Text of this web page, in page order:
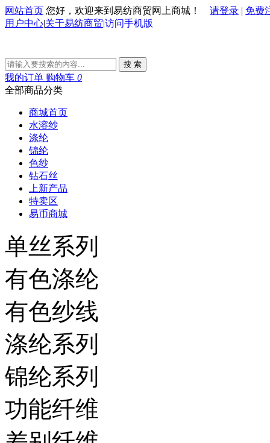
网站首页 您好，欢迎来到易纺商贸网上商城！ 请登录 | 免费
用户中心|关于易纺商贸|访问手机版
搜 索
我的订单 购物车 0
全部商品分类
商城首页
水溶纱
涤纶
锦纶
色纱
钻石丝
上新产品
特卖区
易币商城
单丝系列
有色涤纶
有色纱线
涤纶系列
锦纶系列
功能纤维